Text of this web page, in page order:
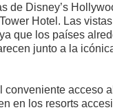
de Disney’s
Hotel. Las
ya que los países
junto a la
conveniente acceso
en los resorts